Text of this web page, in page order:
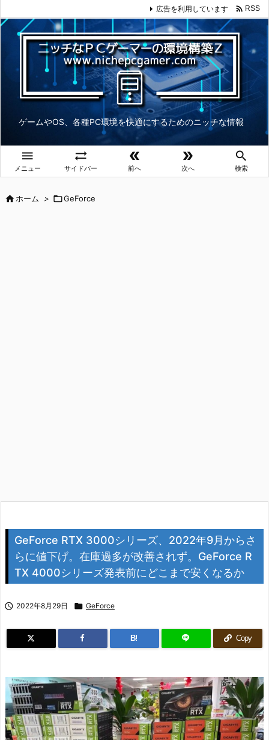
ゲームやOS、各種PC環境を快適にするためのニッチな情報

メニュー

サイドバー

前へ

次へ

検索
広告を利用しています  RSS
ホーム > GeForce
GeForce RTX 3000シリーズ、2022年9月からさ
らに値下げ。在庫過多が改善されず。GeForce R
TX 4000シリーズ発表前にどこまで安くなるか
 2022年8月29日  GeForce
B! Copy